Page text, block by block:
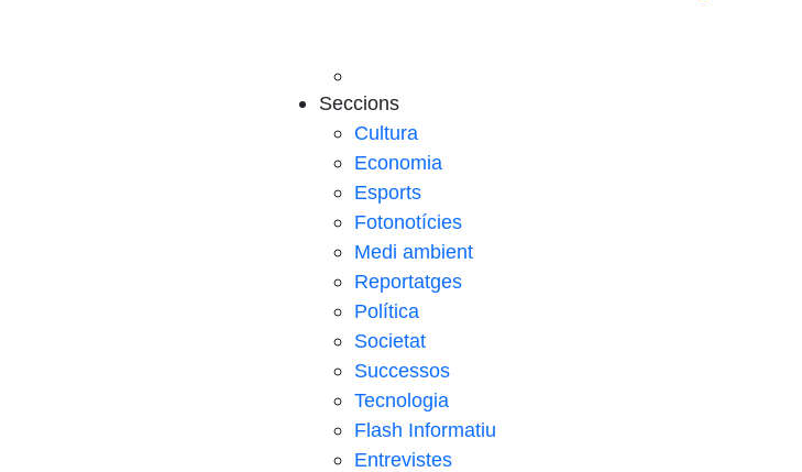
Seccions
Cultura
Economia
Esports
Fotonotícies
Medi ambient
Reportatges
Política
Societat
Successos
Tecnologia
Flash Informatiu
Entrevistes